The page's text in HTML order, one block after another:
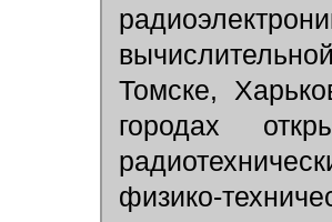
Томске,
городах
физико-